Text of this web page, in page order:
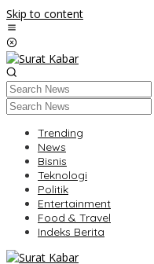
Skip to content
Trending
News
Bisnis
Teknologi
Politik
Entertainment
Food & Travel
Indeks Berita